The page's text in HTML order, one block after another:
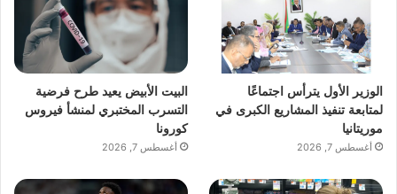
الوزير الأول يترأس اجتماعًا
لمتابعة تنفيذ المشاريع الكبرى في
موريتانيا
أغسطس 7, 2026
البيت الأبيض يعيد طرح فرضية
التسرب المختبري لمنشأ فيروس
كورونا
أغسطس 7, 2026